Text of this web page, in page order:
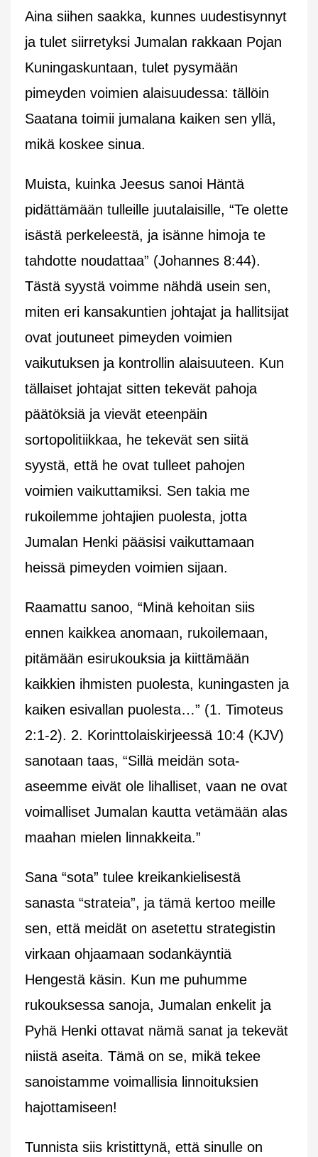
Aina siihen saakka, kunnes uudestisynnyt
ja tulet siirretyksi Jumalan rakkaan Pojan
Kuningaskuntaan, tulet pysymään
pimeyden voimien alaisuudessa: tällöin
Saatana toimii jumalana kaiken sen yllä,
mikä koskee sinua.
Muista, kuinka Jeesus sanoi Häntä
pidättämään tulleille juutalaisille, “Te olette
isästä perkeleestä, ja isänne himoja te
tahdotte noudattaa” (Johannes 8:44).
Tästä syystä voimme nähdä usein sen,
miten eri kansakuntien johtajat ja hallitsijat
ovat joutuneet pimeyden voimien
vaikutuksen ja kontrollin alaisuuteen. Kun
tällaiset johtajat sitten tekevät pahoja
päätöksiä ja vievät eteenpäin
sortopolitiikkaa, he tekevät sen siitä
syystä, että he ovat tulleet pahojen
voimien vaikuttamiksi. Sen takia me
rukoilemme johtajien puolesta, jotta
Jumalan Henki pääsisi vaikuttamaan
heissä pimeyden voimien sijaan.
Raamattu sanoo, “Minä kehoitan siis
ennen kaikkea anomaan, rukoilemaan,
pitämään esirukouksia ja kiittämään
kaikkien ihmisten puolesta, kuningasten ja
kaiken esivallan puolesta…” (1. Timoteus
2:1-2). 2. Korinttolaiskirjeessä 10:4 (KJV)
sanotaan taas, “Sillä meidän sota-
aseemme eivät ole lihalliset, vaan ne ovat
voimalliset Jumalan kautta vetämään alas
maahan mielen linnakkeita.”
Sana “sota” tulee kreikankielisestä
sanasta “strateia”, ja tämä kertoo meille
sen, että meidät on asetettu strategistin
virkaan ohjaamaan sodankäyntiä
Hengestä käsin. Kun me puhumme
rukouksessa sanoja, Jumalan enkelit ja
Pyhä Henki ottavat nämä sanat ja tekevät
niistä aseita. Tämä on se, mikä tekee
sanoistamme voimallisia linnoituksien
hajottamiseen!
Tunnista siis kristittynä, että sinulle on